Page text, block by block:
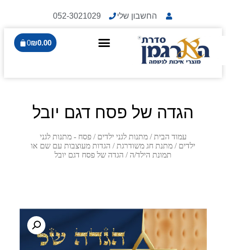
החשבון שלי 052-3021029
₪0.00
0
הגדה של פסח דגם יובל
עמוד הבית /מתנות לגני ילדים /פסח - מתנות לגני
ילדים / מתנת חג משודרגת / הגדות מעוצבות עם שם או
תמונת הילד/ה / הגדה של פסח דגם יובל